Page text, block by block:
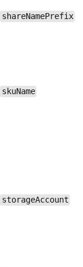
shareNamePrefix
skuName
storageAccount